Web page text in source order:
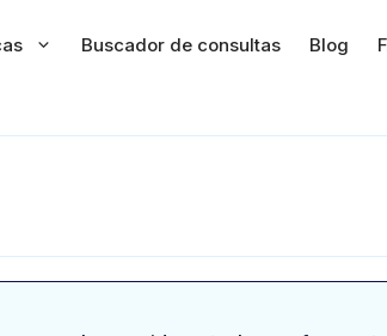
Buscador de consultas Blog